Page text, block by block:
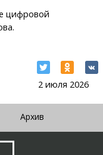
цифровой
2 июля 2026
Архив